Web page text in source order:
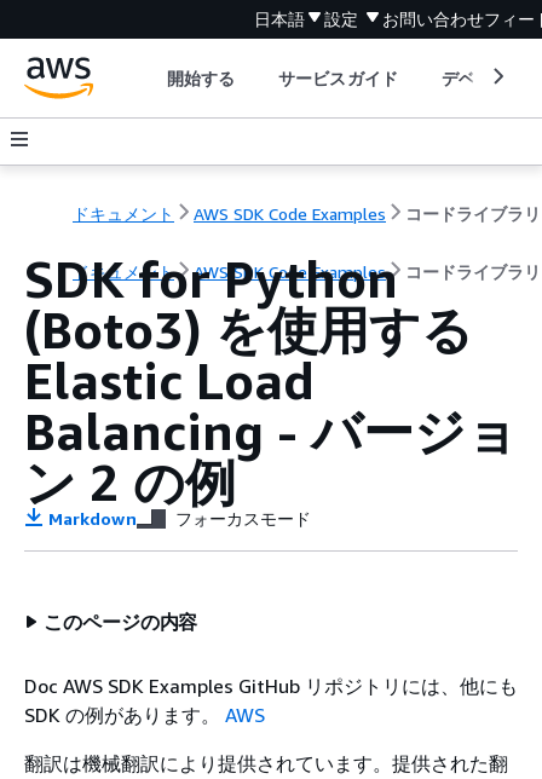
日本語 設定 お問い合わせフィー
開始する サービスガイド デベロッパ
ドキュメント AWS SDK Code Examples コードライブラリ
ドキュメント AWS SDK Code Examples コードライブラリ
SDK for Python
(Boto3) を使用する
Elastic Load
Balancing - バージョ
ン 2 の例
Markdown フォーカスモード
このページの内容
Doc AWS SDK Examples GitHub リポジトリには、他にも
SDK の例があります。 AWS
翻訳は機械翻訳により提供されています。提供された翻